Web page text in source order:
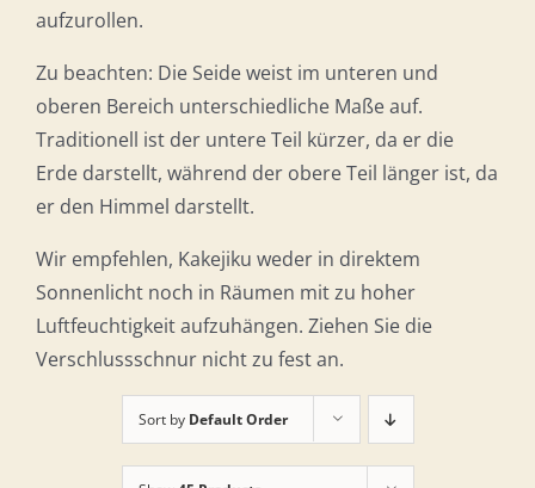
aufzurollen.
Zu beachten: Die Seide weist im unteren und
oberen Bereich unterschiedliche Maße auf.
Traditionell ist der untere Teil kürzer, da er die
Erde darstellt, während der obere Teil länger ist, da
er den Himmel darstellt.
Wir empfehlen, Kakejiku weder in direktem
Sonnenlicht noch in Räumen mit zu hoher
Luftfeuchtigkeit aufzuhängen. Ziehen Sie die
Verschlussschnur nicht zu fest an.
Sort by Default Order